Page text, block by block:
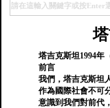
塔吉克斯坦1994年
前言
我們，塔吉克斯坦
作為國際社會不可
意識到我們對前代